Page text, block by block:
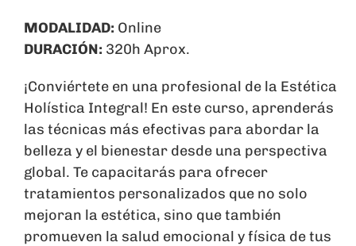
MODALIDAD: Online
DURACIÓN: 320h Aprox.
¡Conviértete en una profesional de la Estética
Holística Integral! En este curso, aprenderás
las técnicas más efectivas para abordar la
belleza y el bienestar desde una perspectiva
global. Te capacitarás para ofrecer
tratamientos personalizados que no solo
mejoran la estética, sino que también
promueven la salud emocional y física de tus